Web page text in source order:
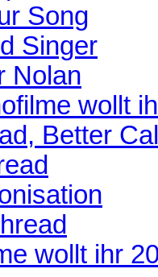
Song
Singer
Nolan
wollt
Better
wollt ihr